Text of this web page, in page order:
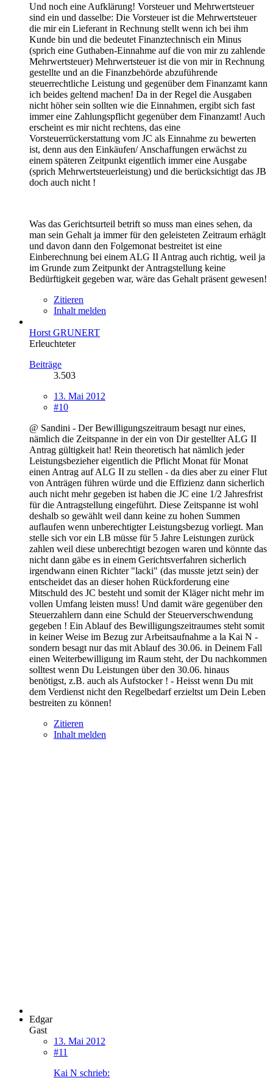
Und noch eine Aufklärung! Vorsteuer und Mehrwertsteuer
sind ein und dasselbe: Die Vorsteuer ist die Mehrwertsteuer
die mir ein Lieferant in Rechnung stellt wenn ich bei ihm
Kunde bin und die bedeutet Finanztechnisch ein Minus
(sprich eine Guthaben-Einnahme auf die von mir zu zahlende
Mehrwertsteuer) Mehrwertsteuer ist die von mir in Rechnung
gestellte und an die Finanzbehörde abzuführende
steuerrechtliche Leistung und gegenüber dem Finanzamt kann
ich beides geltend machen! Da in der Regel die Ausgaben
nicht höher sein sollten wie die Einnahmen, ergibt sich fast
immer eine Zahlungspflicht gegenüber dem Finanzamt! Auch
erscheint es mir nicht rechtens, das eine
Vorsteuerrückerstattung vom JC als Einnahme zu bewerten
ist, denn aus den Einkäufen/ Anschaffungen erwächst zu
einem späteren Zeitpunkt eigentlich immer eine Ausgabe
(sprich Mehrwertsteuerleistung) und die berücksichtigt das JB
doch auch nicht !
Was das Gerichtsurteil betrift so muss man eines sehen, da
man sein Gehalt ja immer für den geleisteten Zeitraum erhäglt
und davon dann den Folgemonat bestreitet ist eine
Einberechnung bei einem ALG II Antrag auch richtig, weil ja
im Grunde zum Zeitpunkt der Antragstellung keine
Bedürftigkeit gegeben war, wäre das Gehalt präsent gewesen!
Zitieren
Inhalt melden
Horst GRUNERT
Erleuchteter
Beiträge
3.503
13. Mai 2012
#10
@ Sandini - Der Bewilligungszeitraum besagt nur eines,
nämlich die Zeitspanne in der ein von Dir gestellter ALG II
Antrag gültigkeit hat! Rein theoretisch hat nämlich jeder
Leistungsbezieher eigentlich die Pflicht Monat für Monat
einen Antrag auf ALG II zu stellen - da dies aber zu einer Flut
von Anträgen führen würde und die Effizienz dann sicherlich
auch nicht mehr gegeben ist haben die JC eine 1/2 Jahresfrist
für die Antragstellung eingeführt. Diese Zeitspanne ist wohl
deshalb so gewählt weil dann keine zu hohen Summen
auflaufen wenn unberechtigter Leistungsbezug vorliegt. Man
stelle sich vor ein LB müsse für 5 Jahre Leistungen zurück
zahlen weil diese unberechtigt bezogen waren und könnte das
nicht dann gäbe es in einem Gerichtsverfahren sicherlich
irgendwann einen Richter "lacki" (das musste jetzt sein) der
entscheidet das an dieser hohen Rückforderung eine
Mitschuld des JC besteht und somit der Kläger nicht mehr im
vollen Umfang leisten muss! Und damit wäre gegenüber den
Steuerzahlern dann eine Schuld der Steuerverschwendung
gegeben ! Ein Ablauf des Bewilligungszeitraumes steht somit
in keiner Weise im Bezug zur Arbeitsaufnahme a la Kai N -
sondern besagt nur das mit Ablauf des 30.06. in Deinem Fall
einen Weiterbewilligung im Raum steht, der Du nachkommen
solltest wenn Du Leistungen über den 30.06. hinaus
benötigst, z.B. auch als Aufstocker ! - Heisst wenn Du mit
dem Verdienst nicht den Regelbedarf erzieltst um Dein Leben
bestreiten zu können!
Zitieren
Inhalt melden
Edgar
Gast
13. Mai 2012
#11
Kai N schrieb: